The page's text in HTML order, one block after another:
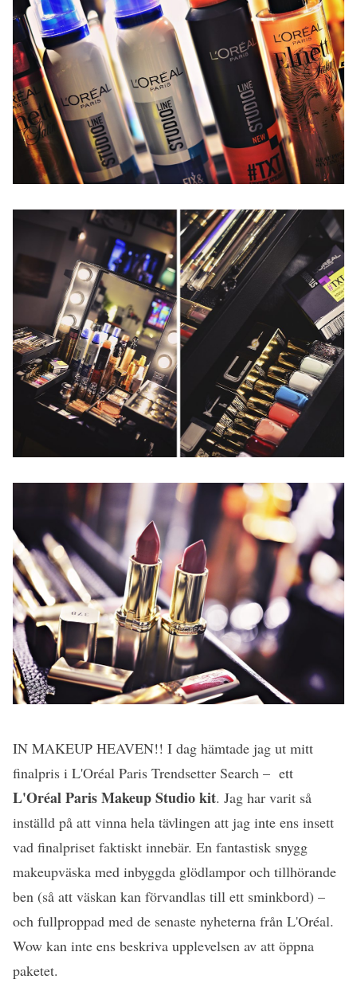
IN MAKEUP HEAVEN!! I dag hämtade jag ut mitt
finalpris i L'Oréal Paris Trendsetter Search – ett
L'Oréal Paris Makeup Studio kit. Jag har varit så
inställd på att vinna hela tävlingen att jag inte ens insett
vad finalpriset faktiskt innebär. En fantastisk snygg
makeupväska med inbyggda glödlampor och tillhörande
ben (så att väskan kan förvandlas till ett sminkbord) –
och fullproppad med de senaste nyheterna från L'Oréal.
Wow kan inte ens beskriva upplevelsen av att öppna
paketet.